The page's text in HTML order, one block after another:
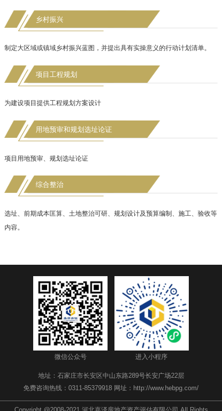
乡村振兴
制定大区域或镇域乡村振兴蓝图，并提出具有实操意义的行动计划清单。
项目工程规划
为建设项目提供工程规划方案设计
用地预审和规划选址论证
项目用地预审、规划选址论证
综合整治
选址、前期成本匡算、土地整治可研、规划设计及预算编制、施工、验收等
内容。
微信公众号 进入小程序
地址：石家庄市长安区中山东路289号长安广场22层
免费咨询热线：0311-85379918 网址：http://www.hebpg.com/